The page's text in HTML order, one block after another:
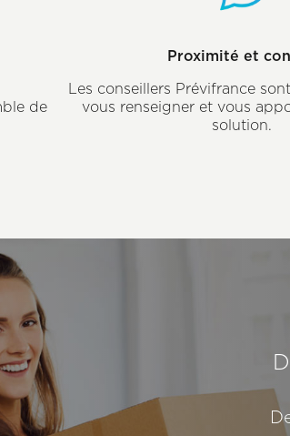
de
Proximité et
Les conseillers Prévifrance
vous renseigner et vous
solution.